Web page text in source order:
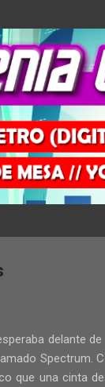
delante
Spectrum.
que una cinta